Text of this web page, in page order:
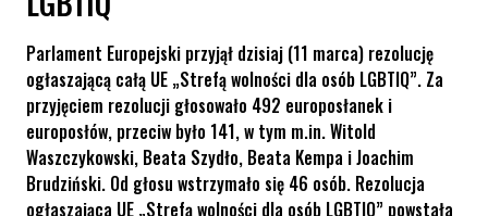
Parlament Europejski przyjął dzisiaj (11 marca) rezolucję
ogłaszającą całą UE „Strefą wolności dla osób LGBTIQ”. Za
przyjęciem rezolucji głosowało 492 europosłanek i
europosłów, przeciw było 141, w tym m.in. Witold
Waszczykowski, Beata Szydło, Beata Kempa i Joachim
Brudziński. Od głosu wstrzymało się 46 osób. Rezolucja
ogłaszająca UE „Strefą wolności dla osób LGBTIQ” powstała